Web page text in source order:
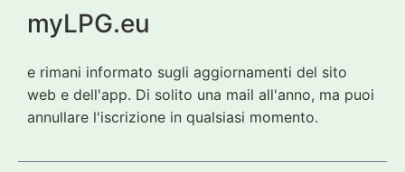
myLPG.eu
e rimani informato sugli aggiornamenti del sito
web e dell'app. Di solito una mail all'anno, ma puoi
annullare l'iscrizione in qualsiasi momento.